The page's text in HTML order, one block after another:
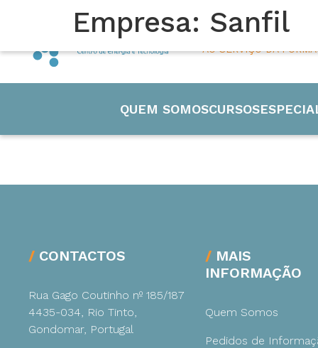
45 ANOS
AO SERVIÇO DA
QUEM SOMOSCURSOS
Empresa: Sanfil
CONTACTOS
Rua Gago Coutinho nº 185/187
4435-034, Rio Tinto,
Gondomar, Portugal
MAIS
INFORMAÇÃO
Quem Somos
Pedidos de